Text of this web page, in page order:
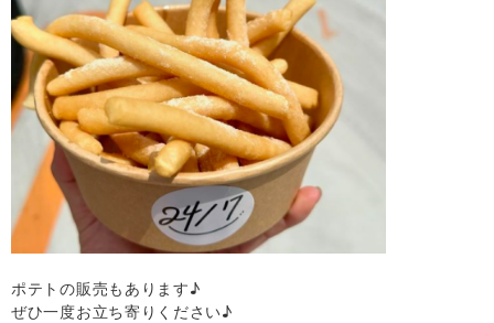
ポテトの販売もあります♪
ぜひ一度お立ち寄りください♪